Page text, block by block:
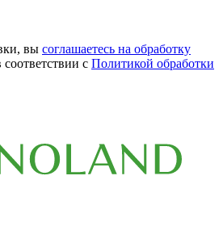
вы соглашаетесь на обработку
соответствии с Политикой обработки